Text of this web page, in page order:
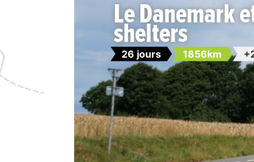
Le Danemark
shelters
26 jours 1856km